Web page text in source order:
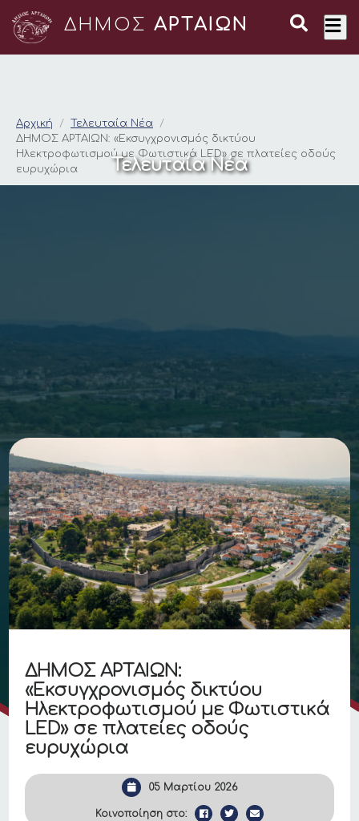
ΔΗΜΟΣ ΑΡΤΑΙΩΝ
ΔΗΜΟΣ ΑΡΤΑΙΩΝ:
Αρχική
Τελευταία Νέα
ΔΗΜΟΣ ΑΡΤΑΙΩΝ: «Εκσυγχρονισμός δικτύου
Ηλεκτροφωτισμού με Φωτιστικά LED» σε πλατείες οδούς
ευρυχώρια
Τελευταία Νέα
ΔΗΜΟΣ ΑΡΤΑΙΩΝ:
«Εκσυγχρονισμός δικτύου
Ηλεκτροφωτισμού με Φωτιστικά
LED» σε πλατείες οδούς
ευρυχώρια
05 Μαρτίου 2026
Κοινοποίηση στο: